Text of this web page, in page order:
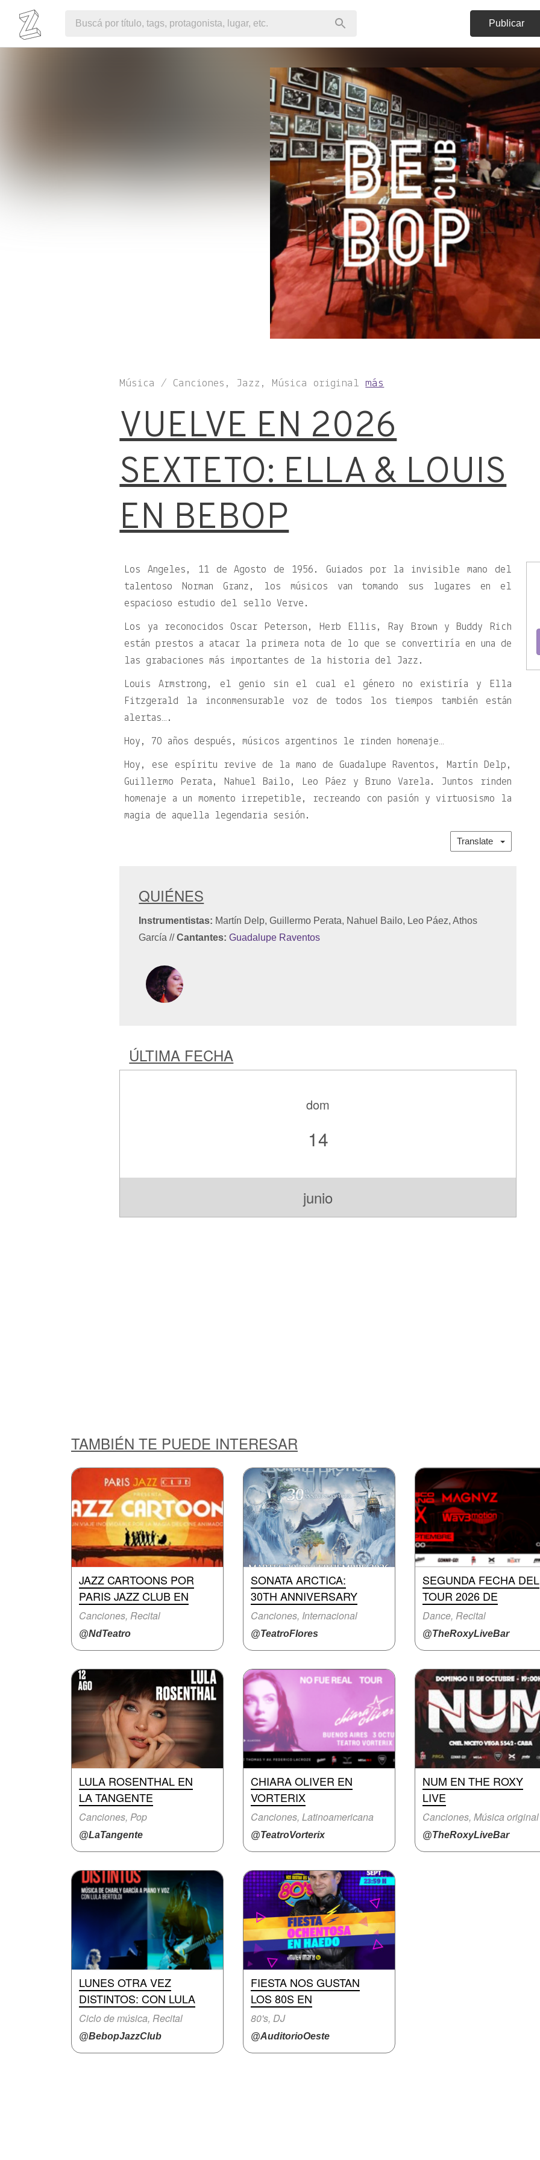
Publicar
Música / Canciones, Jazz, Música originalmás
VUELVE EN 2026
SEXTETO: ELLA & LOUIS
EN BEBOP
Los Angeles, 11 de Agosto de 1956. Guiados por la invisible mano del
talentoso Norman Granz, los músicos van tomando sus lugares en el
espacioso estudio del sello Verve.
Los ya reconocidos Oscar Peterson, Herb Ellis, Ray Brown y Buddy Rich
están prestos a atacar la primera nota de lo que se convertiría en una de
las grabaciones más importantes de la historia del Jazz.
Louis Armstrong, el genio sin el cual el género no existiría y Ella
Fitzgerald la inconmensurable voz de todos los tiempos también están
alertas….
Hoy, 70 años después, músicos argentinos le rinden homenaje…
Hoy, ese espíritu revive de la mano de Guadalupe Raventos, Martín Delp,
Guillermo Perata, Nahuel Bailo, Leo Páez y Bruno Varela. Juntos rinden
homenaje a un momento irrepetible, recreando con pasión y virtuosismo la
magia de aquella legendaria sesión.
Translate
QUIÉNES
Instrumentistas: Martín Delp, Guillermo Perata, Nahuel Bailo, Leo Páez, Athos
García// Cantantes: Guadalupe Raventos
ÚLTIMA FECHA
dom
14
junio
TAMBIÉN TE PUEDE INTERESAR
JAZZ CARTOONS POR
PARIS JAZZ CLUB EN
Canciones, Recital
@NdTeatro
SONATA ARCTICA:
30TH ANNIVERSARY
Canciones, Internacional
@TeatroFlores
SEGUNDA FECHA DEL
TOUR 2026 DE
Dance, Recital
@TheRoxyLiveBar
LULA ROSENTHAL EN
LA TANGENTE
Canciones, Pop
@LaTangente
CHIARA OLIVER EN
VORTERIX
Canciones, Latinoamericana
@TeatroVorterix
NUM EN THE ROXY
LIVE
Canciones, Música original
@TheRoxyLiveBar
LUNES OTRA VEZ
DISTINTOS: CON LULA
Ciclo de música, Recital
@BebopJazzClub
FIESTA NOS GUSTAN
LOS 80S EN
80's, DJ
@AuditorioOeste